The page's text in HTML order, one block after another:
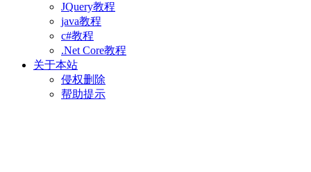
JQuery教程
java教程
c#教程
.Net Core教程
关于本站
侵权删除
帮助提示